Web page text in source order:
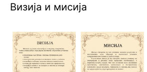
Визија и мисија